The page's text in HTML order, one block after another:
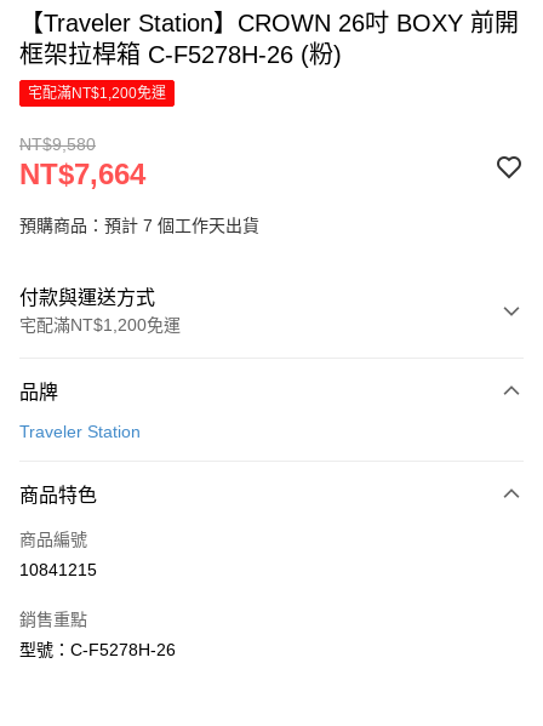
【Traveler Station】CROWN 26吋 BOXY 前開
框架拉桿箱 C-F5278H-26 (粉)
宅配滿NT$1,200免運
NT$9,580
NT$7,664
預購商品：預計 7 個工作天出貨
付款與運送方式
宅配滿NT$1,200免運
信用卡一次付款
6 期 0 利率 每期
合作金庫商業銀行
上海商業儲蓄銀行
臺灣中小企業銀行
匯豐（台灣）商業銀行
LINE Pay
Apple Pay
街口支付
品牌
Traveler Station
商品特色
商品編號
10841215
銷售重點
型號：C-F5278H-26